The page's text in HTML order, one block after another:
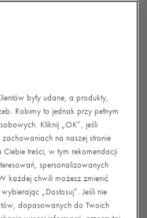
były udane, a produkty,
Robimy to jednak przy pełnym
Kliknij „OK”, jeśli
na naszej stronie
treści, w tym rekomendacji
spersonalizowanych
każdej chwili możesz zmienić
„Dostosuj”. Jeśli nie
dopasowanych do Twoich